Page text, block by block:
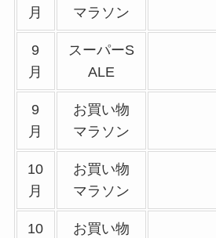
月
マラソン
9
月
スーパーS
ALE
9
月
お買い物
マラソン
10
月
お買い物
マラソン
10
お買い物